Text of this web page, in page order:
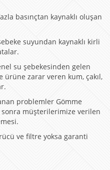
basınçtan kaynaklı oluşan
suyundan kaynaklı kirli
su şebekesinden gelen
ürüne zarar veren kum, çakıl,
problemler Gömme
müşterilerimize verilen
ve filtre yoksa garanti